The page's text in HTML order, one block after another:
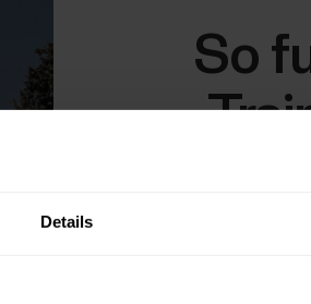
Details
So
Der
deiner
musst du